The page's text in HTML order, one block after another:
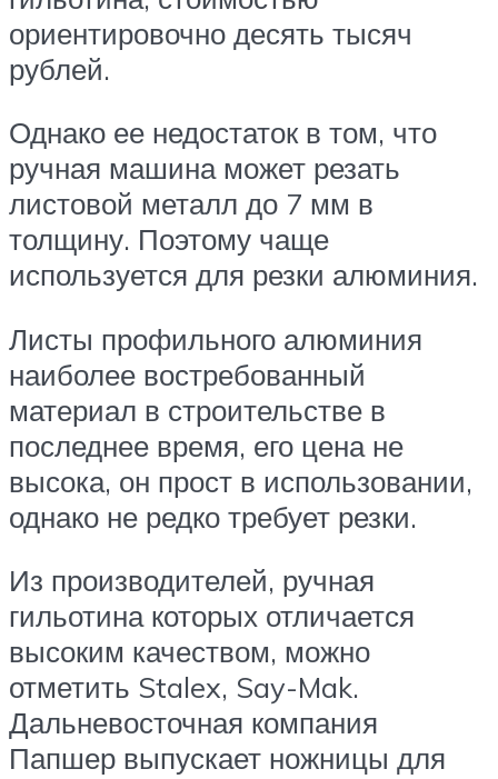
ориентировочно десять тысяч
рублей.
Однако ее недостаток в том, что
ручная машина может резать
листовой металл до 7 мм в
толщину. Поэтому чаще
используется для резки алюминия.
Листы профильного алюминия
наиболее востребованный
материал в строительстве в
последнее время, его цена не
высока, он прост в использовании,
однако не редко требует резки.
Из производителей, ручная
гильотина которых отличается
высоким качеством, можно
отметить Stalex, Say-Mak.
Дальневосточная компания
Папшер выпускает ножницы для